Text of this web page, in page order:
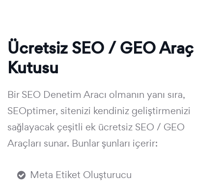
Ücretsiz SEO / GEO Araç
Kutusu
Bir SEO Denetim Aracı olmanın yanı sıra,
SEOptimer, sitenizi kendiniz geliştirmenizi
sağlayacak çeşitli ek ücretsiz SEO / GEO
Araçları sunar. Bunlar şunları içerir:
Meta Etiket Oluşturucu